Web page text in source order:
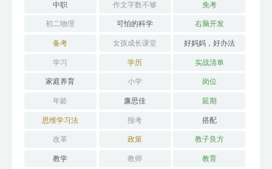
中职 作文字数不够 免考
初二物理 可怕的科学 右脑开发
备考 女孩成长课堂 好妈妈，好办法
学习 学历 实战清单
家庭养育 小学 岗位
年龄 廉思佳 延期
思维学习法 报考 搭配
改革 政策 教子良方
教学 教师 教育